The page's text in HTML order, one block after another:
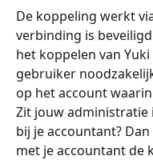
De koppeling werkt
verbinding is
het koppelen van
gebruiker
op het account
Zit jouw administratie
bij je accountant?
met je accountant de